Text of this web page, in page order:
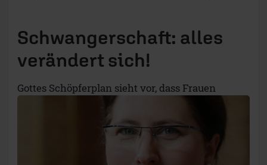
Schwangerschaft: alles
verändert sich!
Gottes Schöpferplan sieht vor, dass Frauen